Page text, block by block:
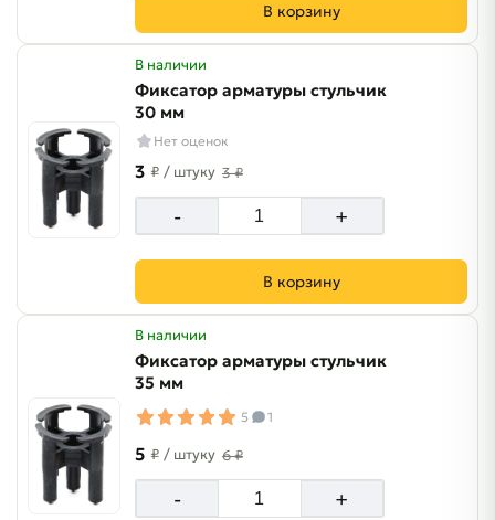
В корзину
В наличии
Фиксатор арматуры стульчик
30 мм
Нет оценок
3 ₽ / штуку 3 ₽
- +
В корзину
В наличии
Фиксатор арматуры стульчик
35 мм
5 1
5 ₽ / штуку 6 ₽
- +